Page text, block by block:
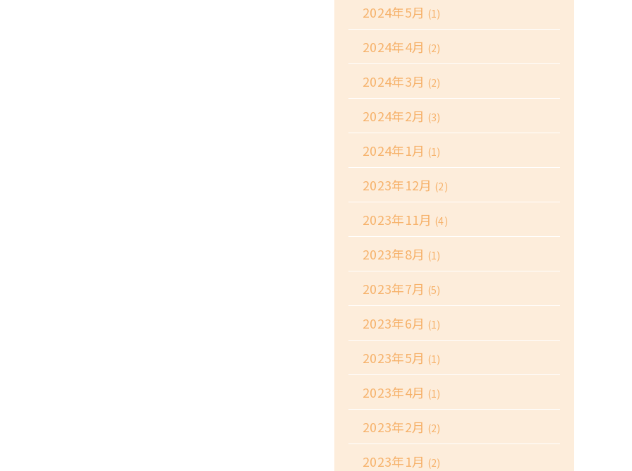
2024年5月 (1)
2024年4月 (2)
2024年3月 (2)
2024年2月 (3)
2024年1月 (1)
2023年12月 (2)
2023年11月 (4)
2023年8月 (1)
2023年7月 (5)
2023年6月 (1)
2023年5月 (1)
2023年4月 (1)
2023年2月 (2)
2023年1月 (2)